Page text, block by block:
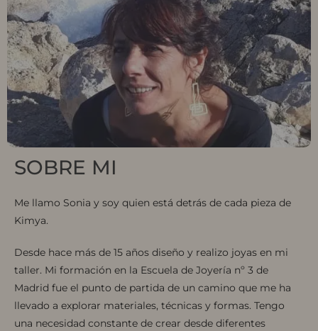
SOBRE MI
Me llamo Sonia y soy quien está detrás de cada pieza de
Kimya.
Desde hace más de 15 años diseño y realizo joyas en mi
taller. Mi formación en la Escuela de Joyería nº 3 de
Madrid fue el punto de partida de un camino que me ha
llevado a explorar materiales, técnicas y formas. Tengo
una necesidad constante de crear desde diferentes